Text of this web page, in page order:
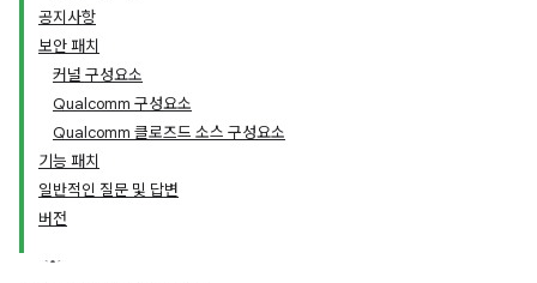
공지사항
보안 패치
커널 구성요소
Qualcomm 구성요소
Qualcomm 클로즈드 소스 구성요소
기능 패치
일반적인 질문 및 답변
버전